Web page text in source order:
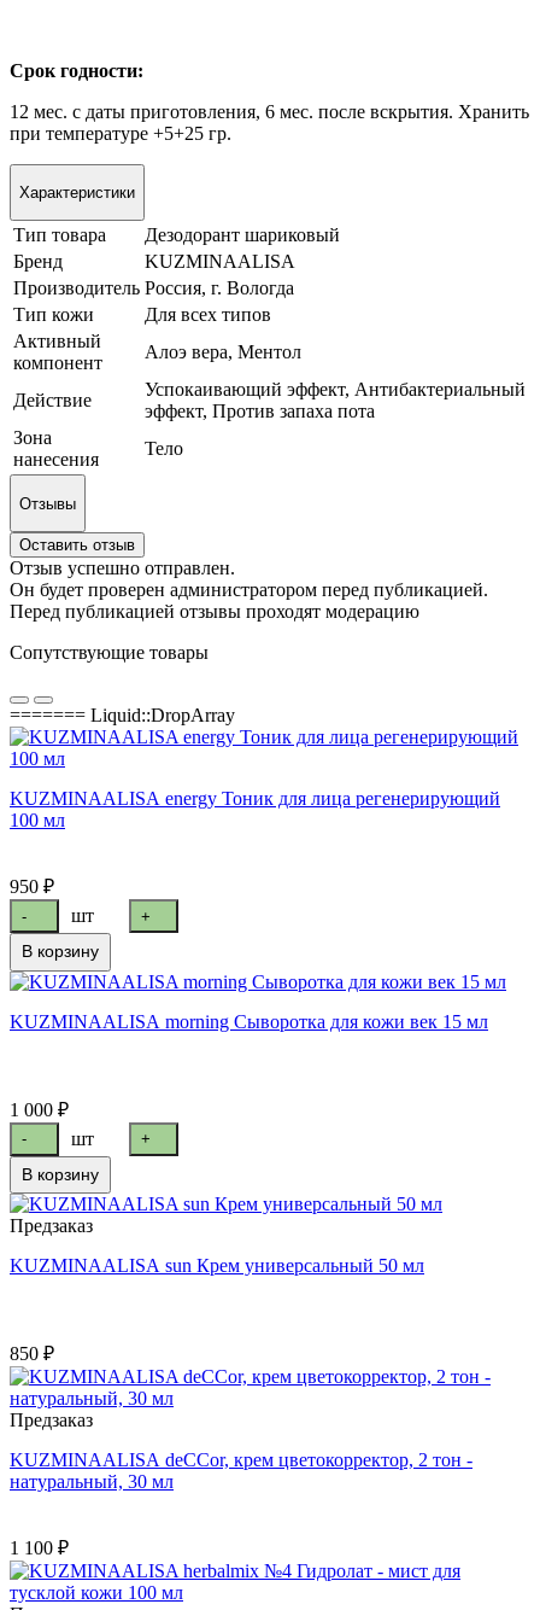
Срок годности:
12 мес. с даты приготовления, 6 мес. после вскрытия. Хранить
при температуре +5+25 гр.
Характеристики
Тип товара
Дезодорант шариковый
Бренд
KUZMINAALISA
Производитель Россия, г. Вологда
Тип кожи
Для всех типов
Активный
компонент
Алоэ вера, Ментол
Действие
Успокаивающий эффект, Антибактериальный
эффект, Против запаха пота
Зона
нанесения
Тело
Отзывы
Оставить отзыв
Отзыв успешно отправлен.
Он будет проверен администратором перед публикацией.
Перед публикацией отзывы проходят модерацию
Сопутствующие товары
======= Liquid::DropArray
KUZMINAALISA energy Тоник для лица регенерирующий
100 мл
950 ₽
- шт +
В корзину
KUZMINAALISA morning Сыворотка для кожи век 15 мл
1 000 ₽
- шт +
В корзину
Предзаказ
KUZMINAALISA sun Крем универсальный 50 мл
850 ₽
Предзаказ
KUZMINAALISA deССor, крем цветокорректор, 2 тон -
натуральный, 30 мл
1 100 ₽